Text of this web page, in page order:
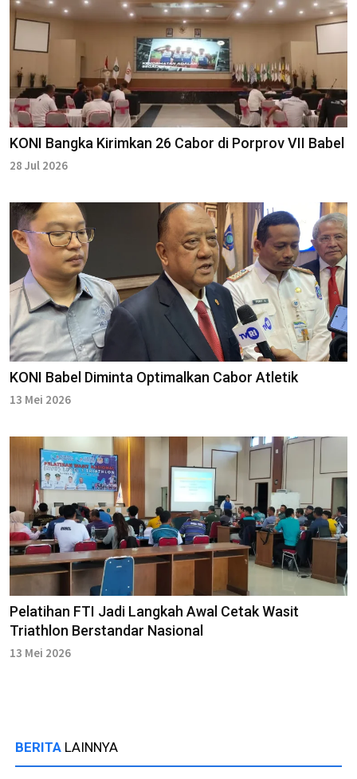
KONI Bangka Kirimkan 26 Cabor di Porprov VII Babel
28 Jul 2026
KONI Babel Diminta Optimalkan Cabor Atletik
13 Mei 2026
Pelatihan FTI Jadi Langkah Awal Cetak Wasit
Triathlon Berstandar Nasional
13 Mei 2026
BERITA LAINNYA